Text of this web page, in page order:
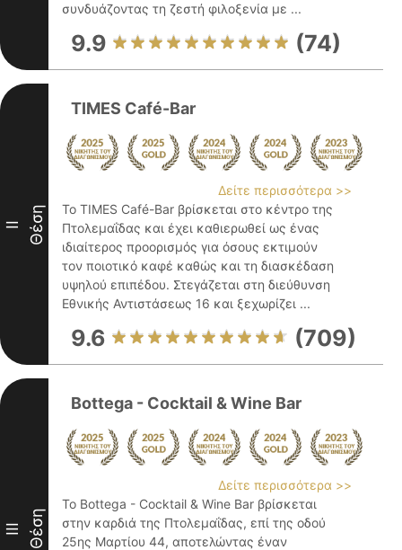
συνδυάζοντας τη ζεστή φιλοξενία με ...
9.9 (74)
II Θέση
TIMES Café-Bar
Δείτε περισσότερα >>
Το TIMES Café-Bar βρίσκεται στο κέντρο της
Πτολεμαΐδας και έχει καθιερωθεί ως ένας
ιδιαίτερος προορισμός για όσους εκτιμούν
τον ποιοτικό καφέ καθώς και τη διασκέδαση
υψηλού επιπέδου. Στεγάζεται στη διεύθυνση
Εθνικής Αντιστάσεως 16 και ξεχωρίζει ...
9.6 (709)
III Θέση
Bottega - Cocktail & Wine Bar
Δείτε περισσότερα >>
Το Bottega - Cocktail & Wine Bar βρίσκεται
στην καρδιά της Πτολεμαΐδας, επί της οδού
25ης Μαρτίου 44, αποτελώντας έναν